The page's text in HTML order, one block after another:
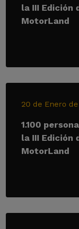
la III Edición
MotorLand
20 de Enero de
1.100
la III Edición
MotorLand